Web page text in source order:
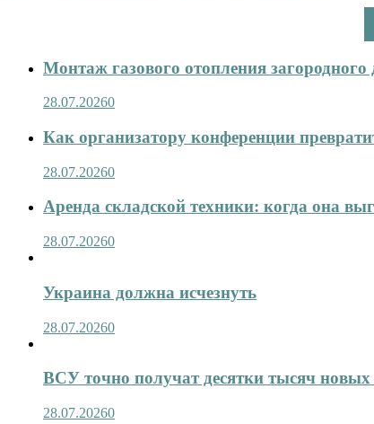
Монтаж газового отопления
28.07.20260
Как организатору конференции
28.07.20260
Аренда складской техники: когда она
28.07.20260
Украина должна исчезнуть
28.07.20260
ВСУ точно получат десятки тысяч новых
28.07.20260